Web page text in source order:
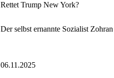
Rettet Trump New York?
Der selbst ernannte Sozialist
06.11.2025